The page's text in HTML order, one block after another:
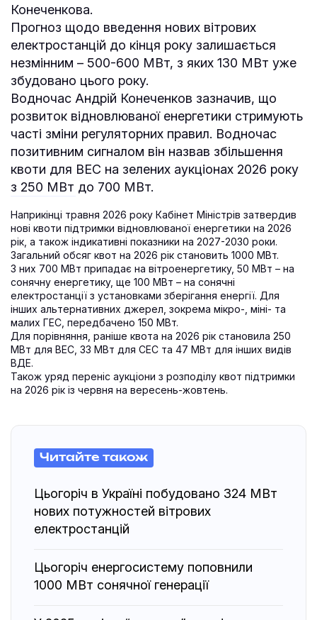
Конеченкова.
Прогноз щодо введення нових вітрових
електростанцій до кінця року залишається
незмінним – 500-600 МВт, з яких 130 МВт уже
збудовано цього року.
Водночас Андрій Конеченков зазначив, що
розвиток відновлюваної енергетики стримують
часті зміни регуляторних правил. Водночас
позитивним сигналом він назвав збільшення
квоти для ВЕС на зелених аукціонах 2026 року
з 250 МВт до 700 МВт.
Наприкінці травня 2026 року Кабінет Міністрів затвердив
нові квоти підтримки відновлюваної енергетики на 2026
рік, а також індикативні показники на 2027-2030 роки.
Загальний обсяг квот на 2026 рік становить 1000 МВт.
З них 700 МВт припадає на вітроенергетику, 50 МВт – на
сонячну енергетику, ще 100 МВт – на сонячні
електростанції з установками зберігання енергії. Для
інших альтернативних джерел, зокрема мікро-, міні- та
малих ГЕС, передбачено 150 МВт.
Для порівняння, раніше квота на 2026 рік становила 250
МВт для ВЕС, 33 МВт для СЕС та 47 МВт для інших видів
ВДЕ.
Також уряд переніс аукціони з розподілу квот підтримки
на 2026 рік із червня на вересень-жовтень.
Читайте також
Цьогоріч в Україні побудовано 324 МВт
нових потужностей вітрових
електростанцій
Цьогоріч енергосистему поповнили
1000 МВт сонячної генерації